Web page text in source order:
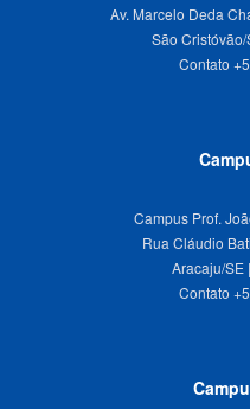
Av. Marcelo Deda
São
Campus Prof.
Rua Cláudio
Aracaju/SE